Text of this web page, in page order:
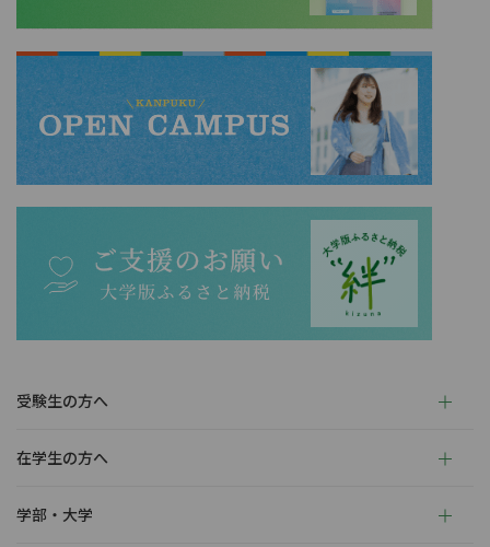
受験生の方へ
在学生の方へ
学部・大学